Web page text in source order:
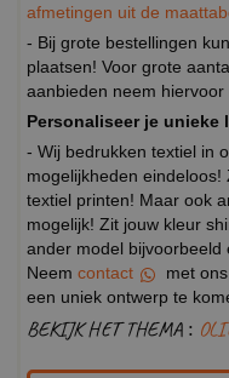
afmetingen uit de
- Bij grote bestellingen
plaatsen! Voor grote
aanbieden neem hiervoor
Personaliseer je unieke
- Wij bedrukken textiel in
mogelijkheden
textiel printen! Maar ook
mogelijk! Zit jouw kleur
ander model bijvoorbeeld
Neem contact
met
een uniek ontwerp te
BEKIJK HET THEMA :